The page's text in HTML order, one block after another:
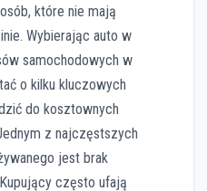
które nie mają
Wybierając auto w
samochodowych w
o kilku kluczowych
do kosztownych
z najczęstszych
jest brak
często ufają